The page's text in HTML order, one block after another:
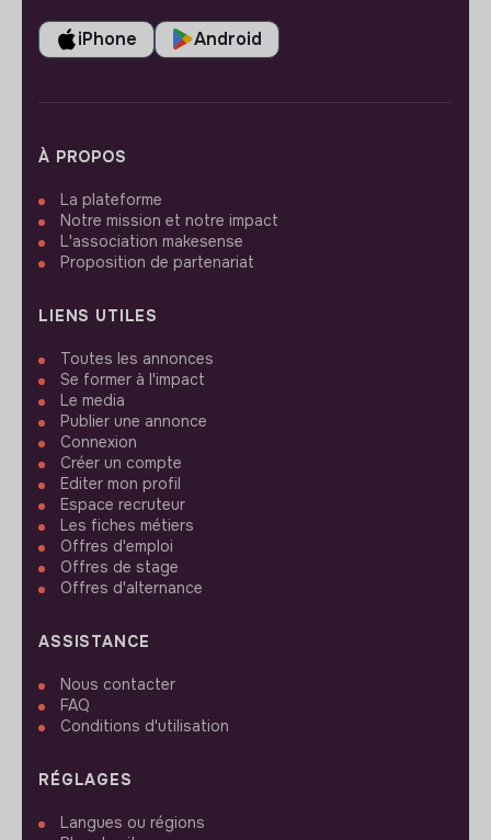
iPhone Android
À PROPOS
La plateforme
Notre mission et notre impact
L'association makesense
Proposition de partenariat
LIENS UTILES
Toutes les annonces
Se former à l'impact
Le media
Publier une annonce
Connexion
Créer un compte
Editer mon profil
Espace recruteur
Les fiches métiers
Offres d'emploi
Offres de stage
Offres d'alternance
ASSISTANCE
Nous contacter
FAQ
Conditions d'utilisation
RÉGLAGES
Langues ou régions